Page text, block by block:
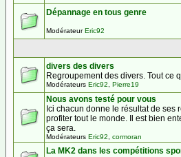
Dépannage en tous genre
ModérateurEric92
divers des divers
Regroupement des divers. Tout ce
Modérateurs Eric92 Pierre19
Nous avons testé pour vous
Ici chacun donne le résultat de
profiter tout le monde. Il est bien
ça sera.
Modérateurs Eric92 cormoran
La MK2 dans les compétitions